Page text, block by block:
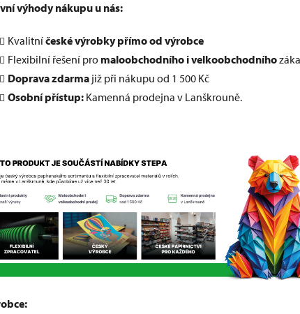
výhody nákupu u nás:
Kvalitníčeské výrobky přímo od výrobce
Flexibilní řešení pro maloobchodního i velkoobchodního
Doprava zdarma již při nákupu od 1 500 Kč
Osobní přístup: Kamenná prodejna v Lanškrouně.